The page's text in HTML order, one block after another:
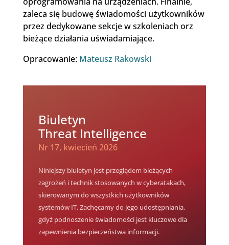
zaleca się budowę świadomości użytkowników
przez dedykowane sekcje w szkoleniach orz
bieżące działania uświadamiające.
Opracowanie: Mateusz Rakowski
Biuletyn
Threat Intelligence
Nr 17, kwiecień 2026
Niniejszy biuletyn jest przeglądem bieżących
zagrożeń i technik stosowanych w cyberatakach,
skierowanym do wszystkich użytkowników
systemów IT. Zachęcamy do jego udostępniania,
gdyż podnoszenie świadomości jest kluczowe dla
zapewnienia bezpieczeństwa informacji.